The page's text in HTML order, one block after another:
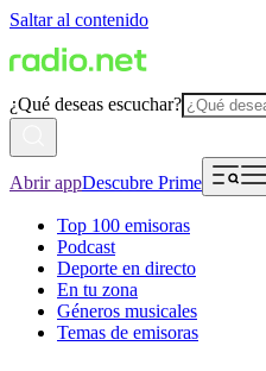
Saltar al contenido
¿Qué deseas escuchar?
Abrir appDescubre Prime
Top 100 emisoras
Podcast
Deporte en directo
En tu zona
Géneros musicales
Temas de emisoras